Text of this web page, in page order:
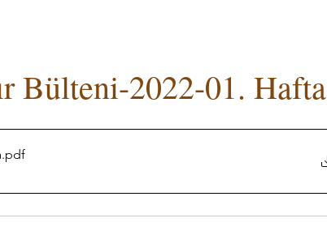
Bülteni-2022-01. Hafta
.pdf